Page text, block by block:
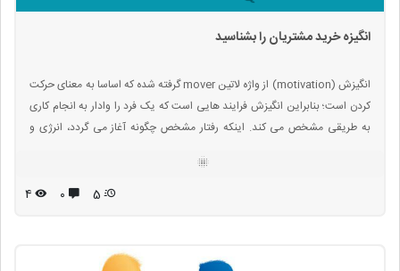
انگیزه خرید مشتریان را بشناسید
انگیزش (motivation) از واژه لاتین mover گرفته شده که اساسا به معنای حرکت
کردن است؛ بنابراین انگیزش فرایند هایی است که یک فرد را وادار به انجام کاری
به طریقی مشخص می کند. اینکه رفتار مشخص چگونه آغاز می گردد، انرژی و
های انسان است.انگیزش خود از دو جز انرژی و جهت تشکیل شده است.
5 ۰ ۴